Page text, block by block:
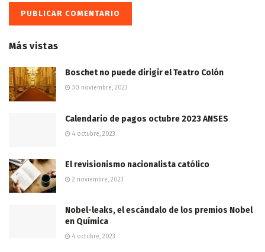
Más vistas
Boschet no puede dirigir el Teatro Colón
30 noviembre, 2023
Calendario de pagos octubre 2023 ANSES
4 octubre, 2023
El revisionismo nacionalista católico
2 noviembre, 2023
Nobel-leaks, el escándalo de los premios Nobel
en Química
4 octubre, 2023